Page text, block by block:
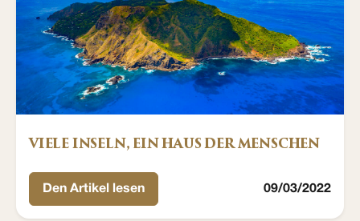
VIELE INSELN, EIN HAUS DER MENSCHEN
Den Artikel lesen 09/03/2022